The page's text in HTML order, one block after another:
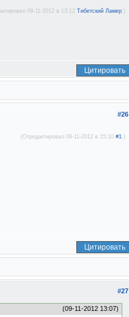
09-11-2012 в 13:12 Тибетский Ламер.)
Цитировать
#26
(Отредактировал 09-11-2012 в 15:10 #1.)
Цитировать
#27
(09-11-2012 13:07)